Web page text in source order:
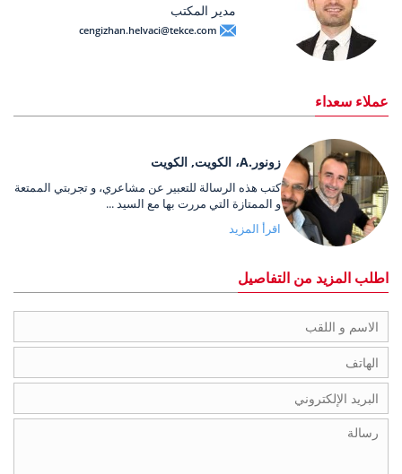
مدير المكتب
cengizhan.helvaci@tekce.com
عملاء سعداء
زونور.A، الكويت, الكويت
كتب هذه الرسالة للتعبير عن مشاعري، و تجربتي الممتعة
و الممتازة التي مررت بها مع السيد ...
اقرأ المزيد
اطلب المزيد من التفاصيل